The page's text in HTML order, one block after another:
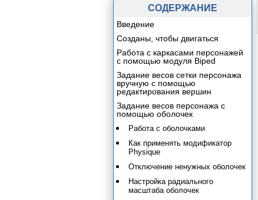
СОДЕРЖАНИЕ
Введение
Созданы, чтобы двигаться
Работа с каркасами персонажей
с помощью модуля Biped
Задание весов сетки персонажа
вручную с помощью
редактирования вершин
Задание весов персонажа с
помощью оболочек
Работа с оболочками
Как применять модификатор
Physique
Отключение ненужных оболочек
Настройка радиального
масштаба оболочек